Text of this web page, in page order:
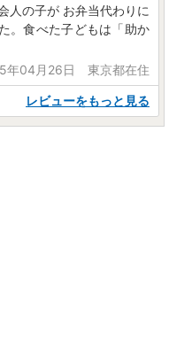
人の子が お弁当代わりに
。食べた子どもは「助か
年04月26日 東京都在住
レビューをもっと見る